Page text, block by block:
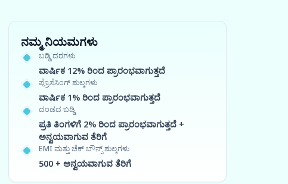
ನಮ್ಮ ನಿಯಮಗಳು
ಬಡ್ಡಿ ದರಗಳು
ವಾರ್ಷಿಕ 12% ರಿಂದ ಪ್ರಾರಂಭವಾಗುತ್ತದೆ
ಪ್ರೊಸೆಸಿಂಗ್ ಶುಲ್ಕಗಳು
ವಾರ್ಷಿಕ 1% ರಿಂದ ಪ್ರಾರಂಭವಾಗುತ್ತದೆ
ದಂಡದ ಬಡ್ಡಿ
ಪ್ರತಿ ತಿಂಗಳಿಗೆ 2% ರಿಂದ ಪ್ರಾರಂಭವಾಗುತ್ತದೆ +
ಅನ್ವಯವಾಗುವ ತೆರಿಗೆ
EMI ಮತ್ತು ಚೆಕ್ ಬೌನ್ಸ್ ಶುಲ್ಕಗಳು
500 + ಅನ್ವಯವಾಗುವ ತೆರಿಗೆ